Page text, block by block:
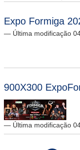
Expo Formiga
— Última modificação
900X300
— Última modificação